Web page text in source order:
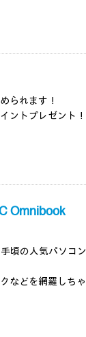
られます！
ントプレゼント！
Omnibook
頃の人気パソコン
などを網羅しちゃ